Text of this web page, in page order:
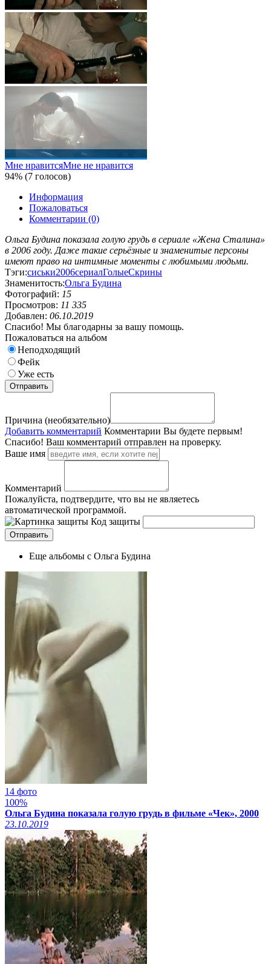
Мне нравитсяМне не нравится
94% (7 голосов)
Информация
Пожаловаться
Комментарии (0)
Ольга Будина показала голую грудь в сериале «Жена Сталина»
в 2006 году. Даже такие серьёзные и знаменитые персоны
имеют право на интимные моменты с любимыми людьми.
Тэги:сиськи2006сериалГолыеСкрины
Знаменитость:Ольга Будина
Фотографий: 15
Просмотров: 11 335
Добавлен: 06.10.2019
Спасибо! Мы благодарны за вашу помощь.
Пожаловаться на альбом
Неподходящий
Фейк
Уже есть
Причина (необязательно)
Добавить комментарий Комментарии Вы будете первым!
Спасибо! Ваш комментарий отправлен на проверку.
Ваше имя
Комментарий
Пожалуйста, подтвердите, что вы не являетесь
автоматической программой.
Код защиты
Еще альбомы с Ольга Будина
14 фото
100%
Ольга Будина показала голую грудь в фильме «Чек», 2000
23.10.2019